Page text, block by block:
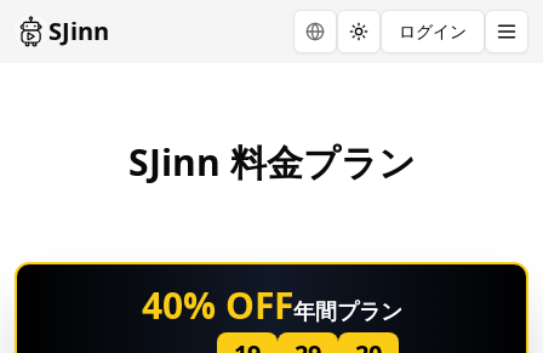
SJinn Toggle theme
ログイン
SJinn 料金プラン
40% OFF年間プラン